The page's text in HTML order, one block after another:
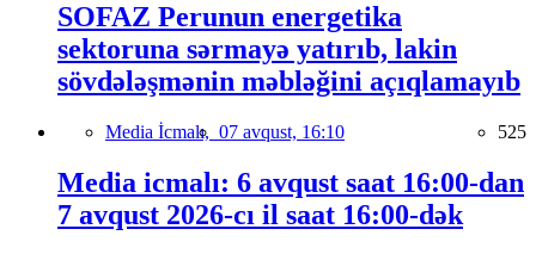
SOFAZ Perunun energetika
sektoruna sərmayə yatırıb, lakin
sövdələşmənin məbləğini açıqlamayıb
Media İcmalı, 07 avqust, 16:10 525
Media icmalı: 6 avqust saat 16:00-dan
7 avqust 2026-cı il saat 16:00-dək